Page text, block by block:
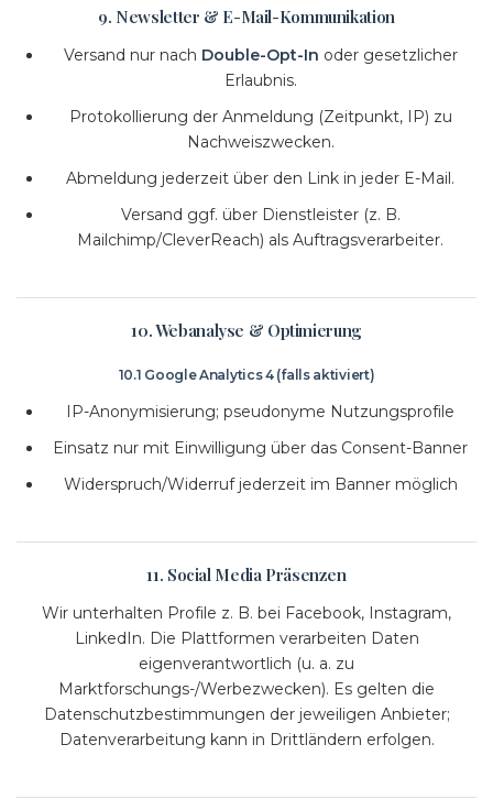
9. Newsletter & E-Mail-Kommunikation
Versand nur nach Double-Opt-In oder gesetzlicher
Erlaubnis.
Protokollierung der Anmeldung (Zeitpunkt, IP) zu
Nachweiszwecken.
Abmeldung jederzeit über den Link in jeder E-Mail.
Versand ggf. über Dienstleister (z. B.
Mailchimp/CleverReach) als Auftragsverarbeiter.
10. Webanalyse & Optimierung
10.1 Google Analytics 4 (falls aktiviert)
IP-Anonymisierung; pseudonyme Nutzungsprofile
Einsatz nur mit Einwilligung über das Consent-Banner
Widerspruch/Widerruf jederzeit im Banner möglich
11. Social Media Präsenzen
Wir unterhalten Profile z. B. bei Facebook, Instagram,
LinkedIn. Die Plattformen verarbeiten Daten
eigenverantwortlich (u. a. zu
Marktforschungs-/Werbezwecken). Es gelten die
Datenschutzbestimmungen der jeweiligen Anbieter;
Datenverarbeitung kann in Drittländern erfolgen.